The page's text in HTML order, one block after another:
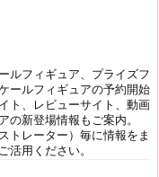
ルフィギュア、プライズフ
ールフィギュアの予約開始
ト、レビューサイト、動画
の新登場情報もご案内。
トレーター）毎に情報をま
活用ください。